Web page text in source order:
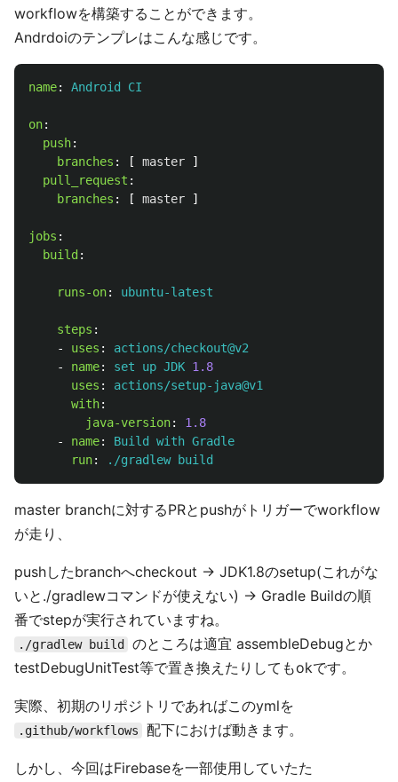
workflowを構築することができます。
Andrdoiのテンプレはこんな感じです。
name: Android CI
on:
push:
branches : [ master
]
pull_request :
branches : [ master ]
jobs :
build :
runs-on: ubuntu-latest
steps :
-
uses :
actions/checkout@v2
-
name: set up JDK 1.8
uses :
actions/setup-java@v1
with:
java-version:
1.8
-
name:
Build with Gradle
run: ./gradlew build
master branchに対するPRとpushがトリガーでworkflow
が走り、
pushしたbranchへcheckout -> JDK1.8のsetup(これがな
いと./gradlewコマンドが使えない) -> Gradle Buildの順
番でstepが実行されていますね。
./gradlew build
のところは適宜 assembleDebugとか
testDebugUnitTest等で置き換えたりしてもokです。
実際、初期のリポジトリであればこのymlを
.github/workflows 配下におけば動きます。
しかし、今回はFirebaseを一部使用していたた